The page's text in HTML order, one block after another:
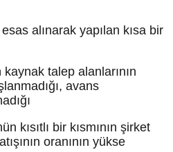
alınarak yapılan kısa bir
talep alanlarının
avans
kısıtlı bir kısmının şirket
oranının yükse